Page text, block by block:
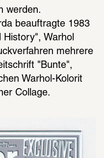
werden.
beauftragte 1983
Warhol
mehrere
"Bunte",
Warhol-Kolorit
Collage.